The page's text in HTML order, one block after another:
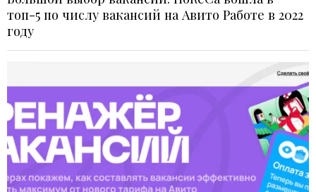
топ-5 по числу вакансий на Авито Работе в 2022
году